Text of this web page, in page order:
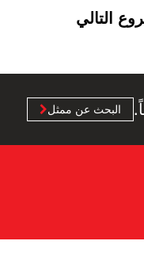
التالي
البحث عن ممثل